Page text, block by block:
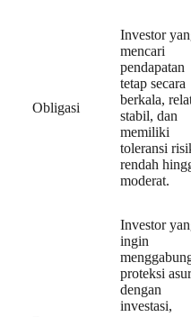
Obligasi
Investor
mencari
pendapatan
tetap secara
berkala,
stabil, dan
memiliki
toleransi
rendah
moderat.
Investor
ingin
proteksi
dengan
investasi,